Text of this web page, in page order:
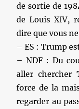
de sortie de
de Louis XIV,
dire que vous
– ES : Trump
– NDF : Du
aller chercher
force de la
regarder au